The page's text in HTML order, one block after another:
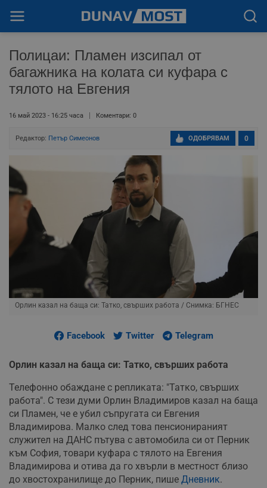
Полицаи: Пламен изсипал от
багажника на колата си куфара с
тялото на Евгения
16 май 2023 - 16:25 часа Коментари: 0
Редактор: Петър Симеонов 0
ОДОБРЯВАМ
Орлин казал на баща си: Татко, свърших работа / Снимка: БГНЕС
Facebook Twitter Telegram
Орлин казал на баща си: Татко, свърших работа
Телефонно обаждане с репликата: "Татко, свърших
работа". С тези думи Орлин Владимиров казал на баща
си Пламен, че е убил съпругата си Евгения
Владимирова. Малко след това пенсионираният
служител на ДАНС пътува с автомобила си от Перник
към София, товари куфара с тялото на Евгения
Владимирова и отива да го хвърли в местност близо
до хвостохранилище до Перник, пише Дневник.